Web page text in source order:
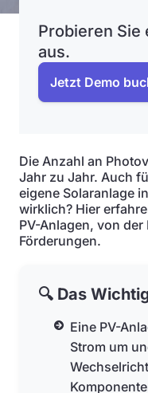
Probieren Sie
aus.
Jetzt Demo
Die Anzahl an
Jahr zu Jahr. Auch
eigene Solaranlage
wirklich? Hier
PV-Anlagen, von
Förderungen.
🔍 Das
Eine PV-
Strom um